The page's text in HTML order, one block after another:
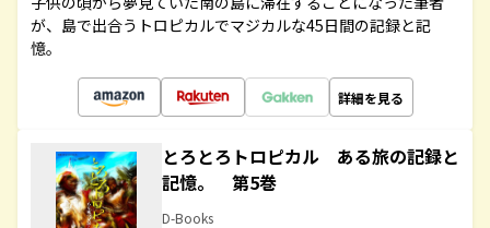
が、島で出合うトロピカルでマジカルな45日間の記録と記
憶。
詳細を見る
とろとろトロピカル ある旅の記録と
記憶。 第5巻
D-Books